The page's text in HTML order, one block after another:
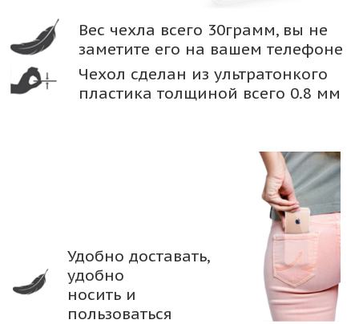
Вес чехла всего 30грамм, вы не
заметите его на вашем телефоне
Чехол сделан из ультратонкого
пластика толщиной всего 0.8 мм
Удобно доставать,
удобно
носить и
пользоваться